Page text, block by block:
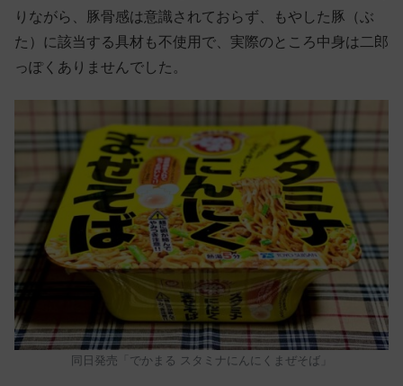
りながら、豚骨感は意識されておらず、もやした豚（ぶ
た）に該当する具材も不使用で、実際のところ中身は二郎
っぽくありませんでした。
同日発売「でかまる スタミナにんにくまぜそば」